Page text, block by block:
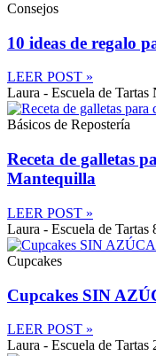
Consejos
10 ideas de regalo
LEER POST »
Laura - Escuela de Tartas
Básicos de Repostería
Receta de galletas
Mantequilla
LEER POST »
Laura - Escuela de Tartas
Cupcakes
Cupcakes SIN
LEER POST »
Laura - Escuela de Tartas